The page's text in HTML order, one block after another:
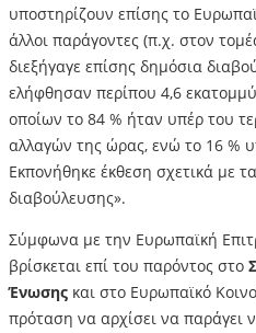
υποστηρίζουν επίσης το
άλλοι παράγοντες (π.χ. στον
διεξήγαγε επίσης δημόσια
ελήφθησαν περίπου 4,6
οποίων το 84 % ήταν υπέρ του
αλλαγών της ώρας, ενώ το 16 %
Εκπονήθηκε έκθεση σχετικά με
διαβούλευσης».
Σύμφωνα με την Ευρωπαϊκή
βρίσκεται επί του παρόντος στο
Ένωσης και στο Ευρωπαϊκό
πρόταση να αρχίσει να παράγει